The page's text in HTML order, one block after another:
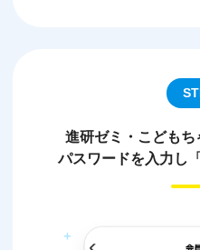
進研ゼミ・こども
パスワードを入力し